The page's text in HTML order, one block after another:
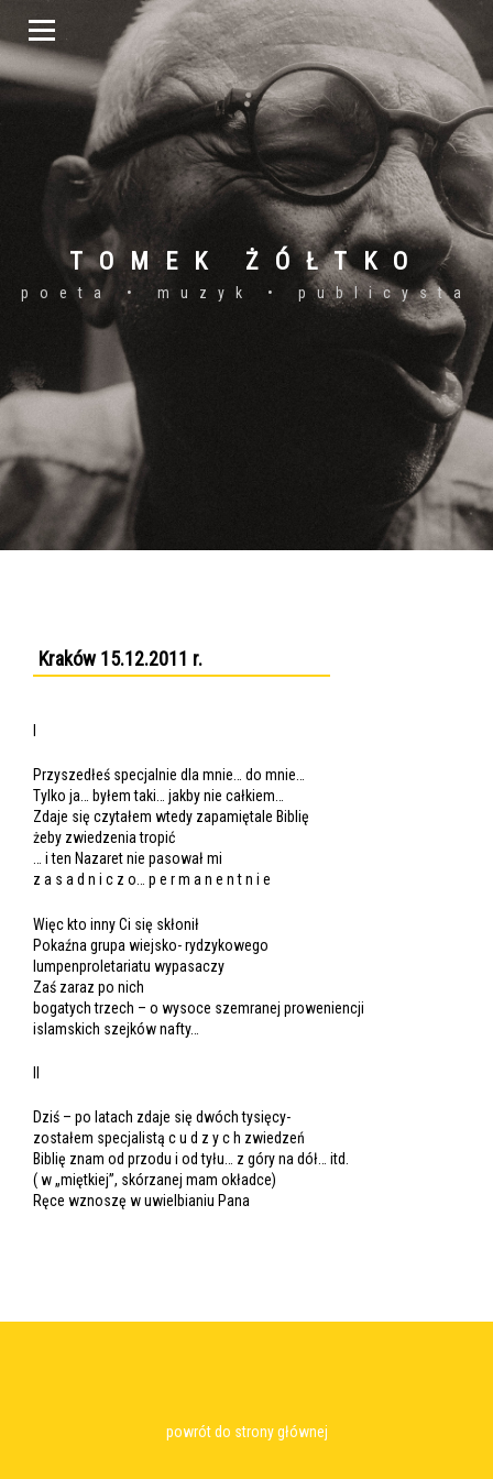
TOMEK ŻÓŁTKO
poeta • muzyk • publicysta
Kraków 15.12.2011 r.
Przyszedłeś specjalnie dla mnie… do mnie…
Tylko ja… byłem taki… jakby nie całkiem…
Zdaje się czytałem wtedy zapamiętale Biblię
żeby zwiedzenia tropić
… i ten Nazaret nie pasował mi
z a s a d n i c z o… p e r m a n e n t n i e
Więc kto inny Ci się skłonił
Pokaźna grupa wiejsko- rydzykowego
lumpenproletariatu wypasaczy
Zaś zaraz po nich
bogatych trzech – o wysoce szemranej proweniencji
islamskich szejków nafty…
Dziś – po latach zdaje się dwóch tysięcy-
zostałem specjalistą c u d z y c h zwiedzeń
Biblię znam od przodu i od tyłu… z góry na dół… itd.
( w „miętkiej”, skórzanej mam okładce)
Ręce wznoszę w uwielbianiu Pana
powrót do strony głównej